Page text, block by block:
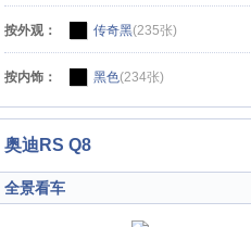
按外观： 传奇黑(235张)
按内饰： 黑色(234张)
奥迪RS Q8
全景看车